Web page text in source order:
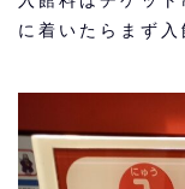
に着いたらまず入